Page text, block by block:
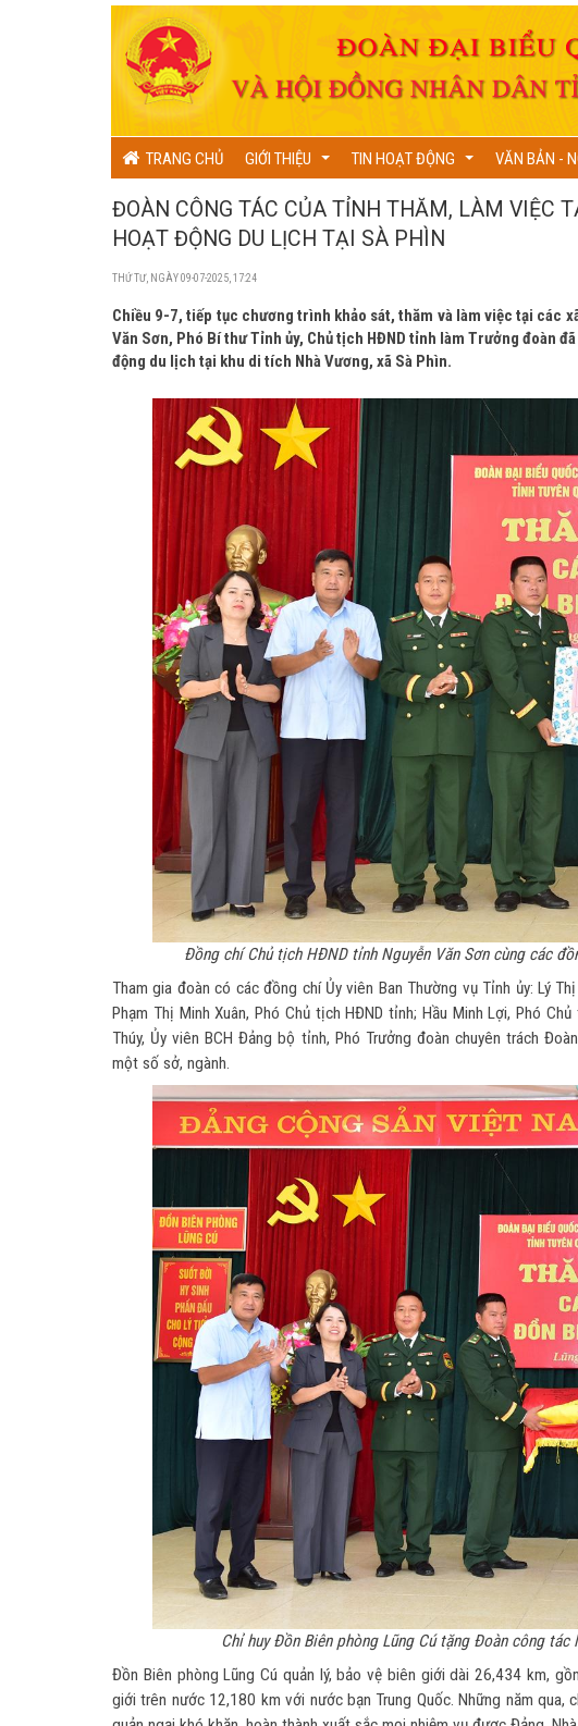
TRANG CHỦ GIỚI THIỆU
...
TIN HOẠT ĐỘNG
...
VĂN BẢN -
ĐOÀN CÔNG TÁC CỦA TỈNH THĂM, LÀM VIỆC
HOẠT ĐỘNG DU LỊCH TẠI SÀ PHÌN
THỨ TƯ, NGÀY 09-07-2025, 17:24
Chiều 9-7, tiếp tục chương trình khảo sát, thăm và làm việc tại các
Văn Sơn, Phó Bí thư Tỉnh ủy, Chủ tịch HĐND tỉnh làm Trưởng đoàn
động du lịch tại khu di tích Nhà Vương, xã Sà Phìn.
Đồng chí Chủ tịch HĐND tỉnh Nguyễn Văn Sơn cùng các
Tham gia đoàn có các đồng chí Ủy viên Ban Thường vụ Tỉnh ủy: Lý
Phạm Thị Minh Xuân, Phó Chủ tịch HĐND tỉnh; Hầu Minh Lợi, Phó
Thúy, Ủy viên BCH Đảng bộ tỉnh, Phó Trưởng đoàn chuyên trách
một số sở, ngành.
Chỉ huy Đồn Biên phòng Lũng Cú tặng Đoàn công
Đồn Biên phòng Lũng Cú quản lý, bảo vệ biên giới dài 26,434 km,
giới trên nước 12,180 km với nước bạn Trung Quốc. Những năm qua,